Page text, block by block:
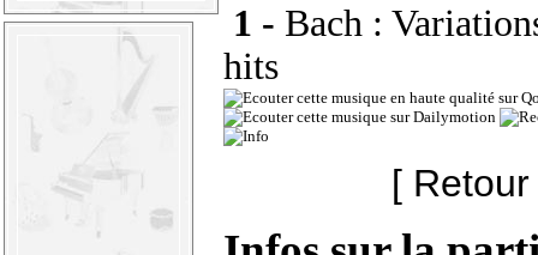
1 - Bach :
hits
[